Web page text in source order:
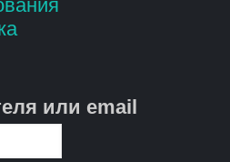
или email